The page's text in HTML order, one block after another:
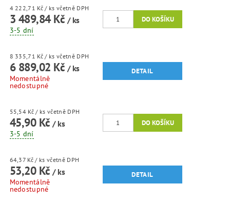
4 222,71 Kč/ ks včetně DPH
3 489,84 Kč / ks
3-5 dní
8 335,71 Kč/ ks včetně DPH
6 889,02 Kč / ks
Momentálně
nedostupné
DETAIL
55,54 Kč/ ks včetně DPH
45,90 Kč/ ks
3-5 dní
64,37 Kč/ ks včetně DPH
53,20 Kč/ ks
Momentálně
nedostupné
DETAIL